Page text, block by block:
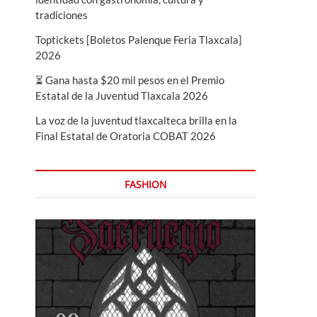
tradiciones
Toptickets [Boletos Palenque Feria Tlaxcala]
2026
⏳ Gana hasta $20 mil pesos en el Premio
Estatal de la Juventud Tlaxcala 2026
La voz de la juventud tlaxcalteca brilla en la
Final Estatal de Oratoria COBAT 2026
FASHION